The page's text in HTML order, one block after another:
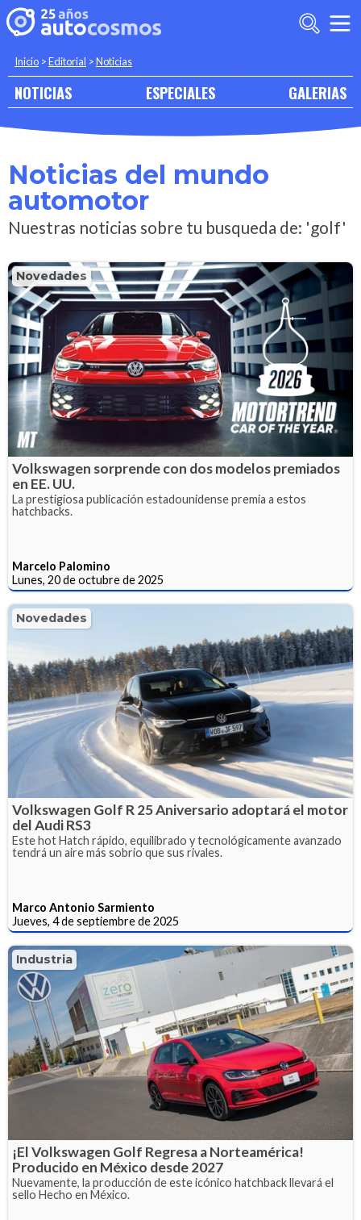
Inicio >Editorial >Noticias
NOTICIAS ESPECIALES GALERIAS
Noticias del mundo
automotor
Nuestras noticias sobre tu busqueda de: 'golf'
Novedades
Volkswagen sorprende con dos modelos premiados
en EE. UU.
La prestigiosa publicación estadounidense premia a estos
hatchbacks.
Marcelo Palomino
Lunes, 20 de octubre de 2025
Novedades
Volkswagen Golf R 25 Aniversario adoptará el motor
del Audi RS3
Este hot Hatch rápido, equilibrado y tecnológicamente avanzado
tendrá un aire más sobrio que sus rivales.
Marco Antonio Sarmiento
Jueves, 4 de septiembre de 2025
Industria
¡El Volkswagen Golf Regresa a Norteamérica!
Producido en México desde 2027
Nuevamente, la producción de este icónico hatchback llevará el
sello Hecho en México.